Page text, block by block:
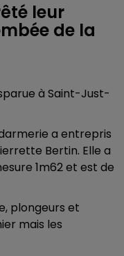
leur
de la
à Saint-Just-
a entrepris
Bertin. Elle a
1m62 et est de
plongeurs et
mais les